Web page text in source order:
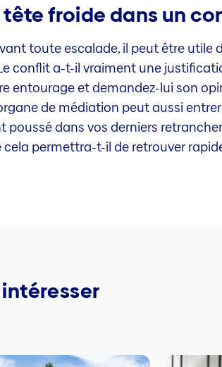
froide dans un
toute escalade, il peut être utile
conflit a-t-il vraiment une
entourage et demandez-lui son
de médiation peut aussi
poussé dans vos derniers
permettra-t-il de retrouver